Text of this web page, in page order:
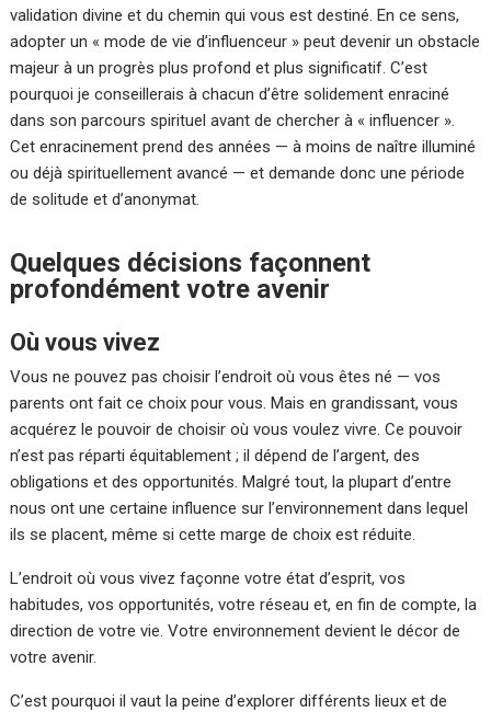
validation divine et du chemin qui vous est destiné. En ce sens,
adopter un « mode de vie d’influenceur » peut devenir un obstacle
majeur à un progrès plus profond et plus significatif. C’est
pourquoi je conseillerais à chacun d’être solidement enraciné
dans son parcours spirituel avant de chercher à « influencer ».
Cet enracinement prend des années — à moins de naître illuminé
ou déjà spirituellement avancé — et demande donc une période
de solitude et d’anonymat.
Quelques décisions façonnent
profondément votre avenir
Où vous vivez
Vous ne pouvez pas choisir l’endroit où vous êtes né — vos
parents ont fait ce choix pour vous. Mais en grandissant, vous
acquérez le pouvoir de choisir où vous voulez vivre. Ce pouvoir
n’est pas réparti équitablement ; il dépend de l’argent, des
obligations et des opportunités. Malgré tout, la plupart d’entre
nous ont une certaine influence sur l’environnement dans lequel
ils se placent, même si cette marge de choix est réduite.
L’endroit où vous vivez façonne votre état d’esprit, vos
habitudes, vos opportunités, votre réseau et, en fin de compte, la
direction de votre vie. Votre environnement devient le décor de
votre avenir.
C’est pourquoi il vaut la peine d’explorer différents lieux et de